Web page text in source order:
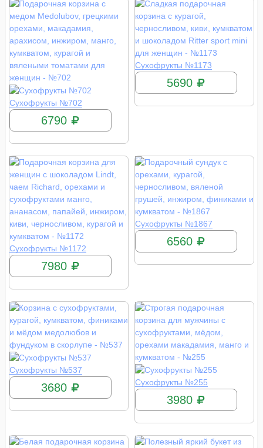
Сухофрукты №702
КУПИТЬ
6790
Сухофрукты №1173
КУПИТЬ
5690
Сухофрукты №1172
КУПИТЬ
7980
Сухофрукты №1867
КУПИТЬ
6560
Сухофрукты №537
КУПИТЬ
3680
Сухофрукты №255
КУПИТЬ
3980